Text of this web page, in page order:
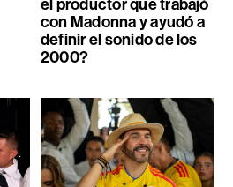
el productor que trabajó
con Madonna y ayudó a
definir el sonido de los
2000?